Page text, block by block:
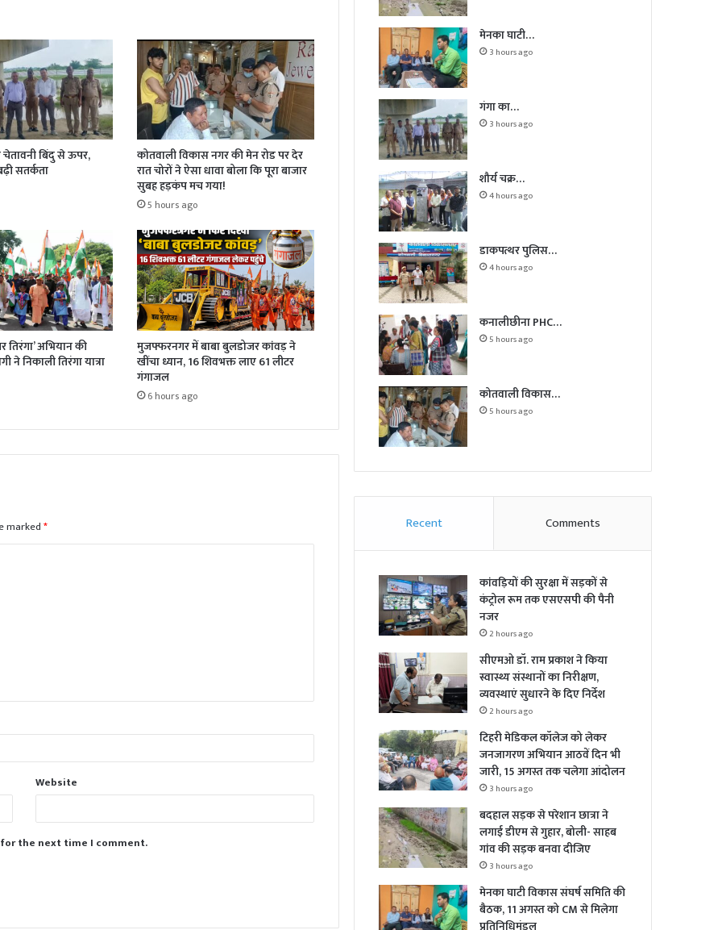
बिंदु से ऊपर,
सतर्कता
कोतवाली विकास नगर की मेन रोड पर देर
रात चोरों ने ऐसा धावा बोला कि पूरा बाजार
सुबह हड़कंप मच गया!
5 hours ago
अभियान की
ने निकाली तिरंगा यात्रा
मुजफ्फरनगर में बाबा बुलडोजर कांवड़ ने
खींचा ध्यान, 16 शिवभक्त लाए 61 लीटर
गंगाजल
6 hours ago
marked*
Website
the next time I comment.
मेनका घाटी…
3 hours ago
गंगा का…
3 hours ago
शौर्य चक्र…
4 hours ago
डाकपत्थर पुलिस…
4 hours ago
कनालीछीना PHC…
5 hours ago
कोतवाली विकास…
5 hours ago
Recent Comments
कांवड़ियों की सुरक्षा में सड़कों से
कंट्रोल रूम तक एसएसपी की पैनी
नजर
2 hours ago
सीएमओ डॉ. राम प्रकाश ने किया
स्वास्थ्य संस्थानों का निरीक्षण,
व्यवस्थाएं सुधारने के दिए निर्देश
2 hours ago
टिहरी मेडिकल कॉलेज को लेकर
जनजागरण अभियान आठवें दिन भी
जारी, 15 अगस्त तक चलेगा आंदोलन
3 hours ago
बदहाल सड़क से परेशान छात्रा ने
लगाई डीएम से गुहार, बोली- साहब
गांव की सड़क बनवा दीजिए
3 hours ago
मेनका घाटी विकास संघर्ष समिति की
बैठक, 11 अगस्त को CM से मिलेगा
प्रतिनिधिमंडल